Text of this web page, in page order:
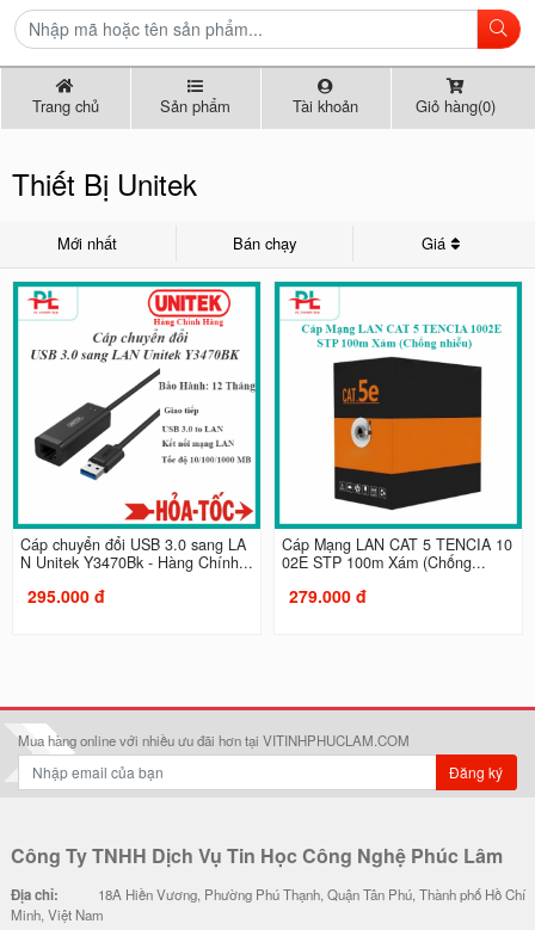
Trang chủ Sản phẩm Tài khoản Giỏ hàng(0)
Thiết Bị Unitek
Mới nhất Bán chạy Giá
Cáp chuyển đổi USB 3.0 sang LA
N Unitek Y3470Bk - Hàng Chính...
295.000 đ
Cáp Mạng LAN CAT 5 TENCIA 10
02E STP 100m Xám (Chống...
279.000 đ
Mua hàng online với nhiều ưu đãi hơn tại VITINHPHUCLAM.COM
Đăng ký
Công Ty TNHH Dịch Vụ Tin Học Công Nghệ Phúc Lâm
Địa chỉ:
18A Hiền Vương, Phường Phú Thạnh, Quận Tân Phú, Thành phố Hồ Chí
Minh, Việt Nam